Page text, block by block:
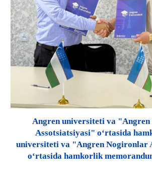
Angren universiteti va
Assotsiatsiyasi" o‘rtasida
universiteti va "Angren Nogironlar
o‘rtasida hamkorlik